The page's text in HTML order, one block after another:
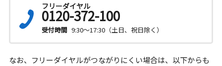
フリーダイヤル
0120-372-100
受付時間 9:30～17:30（土日、祝日除く）
なお、フリーダイヤルがつながりにくい場合は、以下からも